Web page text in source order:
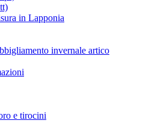
in Lapponia
invernale artico
e tirocini